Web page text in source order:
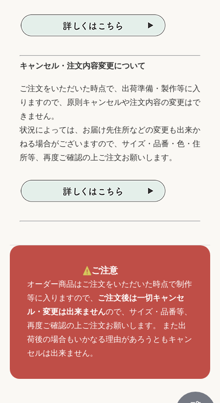
キャンセル・注文内容変更について
ご注文をいただいた時点で、出荷準備・製作等に入
りますので、原則キャンセルや注文内容の変更はで
きません。
状況によっては、お届け先住所などの変更も出来か
ねる場合がございますので、サイズ・品番・色・住
所等、再度ご確認の上ご注文お願いします。
ご注意
オーダー商品はご注文をいただいた時点で制作
等に入りますので、
ご注文後は一切キャンセ
ル・変更は出来ませんので、サイズ・品番等、
再度ご確認の上ご注文お願いします。 また出
荷後の場合もいかなる理由があろうともキャン
セルは出来ません。